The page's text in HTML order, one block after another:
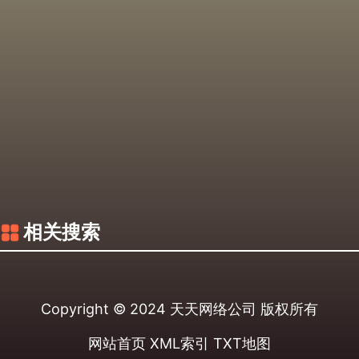
相关搜索
Copyright © 2024 天天网络公司 版权所有
网站首页 XML索引 TXT地图